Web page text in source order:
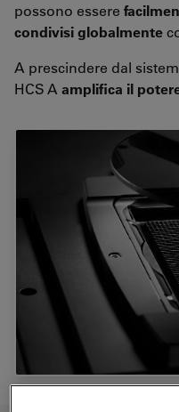
possono essere
condivisi globalmente
A prescindere dal
HCS A amplifica il